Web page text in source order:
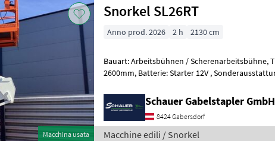
Macchina usata
Snorkel SL26RT
Anno prod. 2026 2 h 2130 cm
Bauart: Arbeitsbühnen / Scherenarbeitsbühne, Tragkraft: 680kg, Hubhöhe: 8000mm, Bauhöhe:
Schauer Gabelstapler GmbH
8424 Gabersdorf
Macchine edili / Snorkel